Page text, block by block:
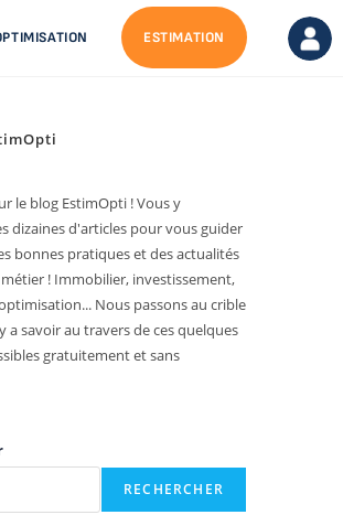
ESTIMATION
le blog EstimOpti ! Vous y
dizaines d'articles pour vous guider
bonnes pratiques et des actualités
! Immobilier, investissement,
Nous passons au crible
a savoir au travers de ces quelques
gratuitement et sans
RECHERCHER